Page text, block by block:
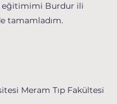
eğitimimi Burdur ili
tamamladım.
Meram Tıp Fakültesi